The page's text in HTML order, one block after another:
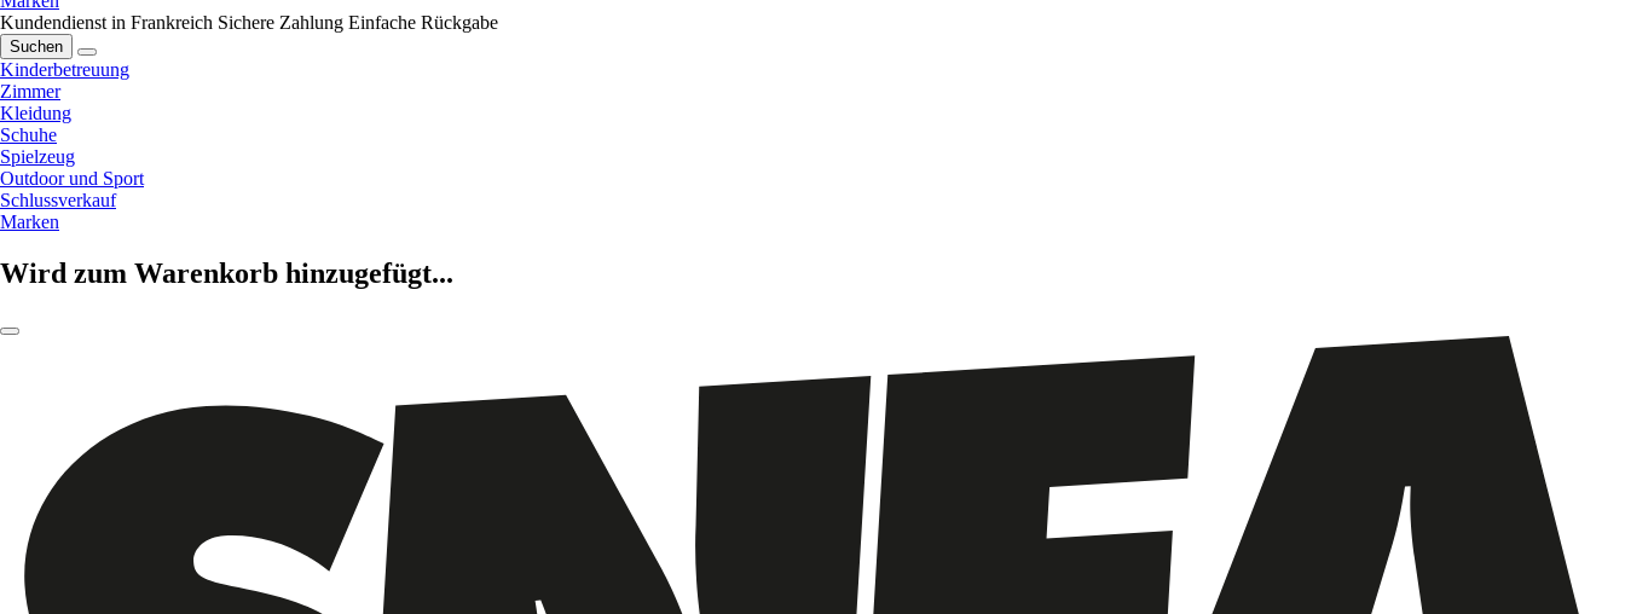
Kundendienst in Frankreich Sichere Zahlung Einfache Rückgabe
Suchen
Kinderbetreuung
Zimmer
Kleidung
Schuhe
Spielzeug
Outdoor und Sport
Schlussverkauf
Marken
Wird zum Warenkorb hinzugefügt...